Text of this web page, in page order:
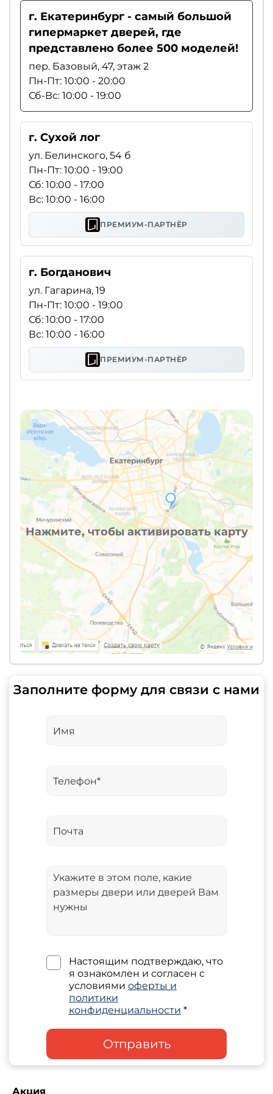
Нажмите, чтобы активировать карту
г. Екатеринбург - самый большой
гипермаркет дверей, где
представлено более 500 моделей!
пер. Базовый, 47, этаж 2
Пн-Пт: 10:00 - 20:00
Сб-Вс: 10:00 - 19:00
г. Сухой лог
ул. Белинского, 54 б
Пн-Пт: 10:00 - 19:00
Сб: 10:00 - 17:00
Вс: 10:00 - 16:00
ПРЕМИУМ-ПАРТНЁР
г. Богданович
ул. Гагарина, 19
Пн-Пт: 10:00 - 19:00
Сб: 10:00 - 17:00
Вс: 10:00 - 16:00
ПРЕМИУМ-ПАРТНЁР
Заполните форму для связи с нами
Настоящим подтверждаю, что
я ознакомлен и согласен с
условиями оферты и
политики
конфиденциальности *
Отправить
Акция